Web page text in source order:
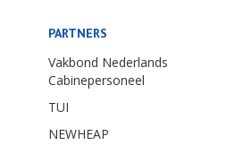
PARTNERS
Vakbond Nederlands
Cabinepersoneel
TUI
NEWHEAP